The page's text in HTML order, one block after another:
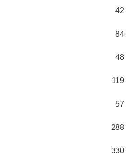
42
84
48
119
57
288
330